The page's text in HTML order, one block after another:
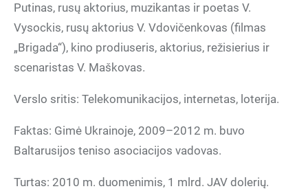
Putinas, rusų aktorius, muzikantas ir poetas V.
Vysockis, rusų aktorius V. Vdovičenkovas (filmas
„Brigada“), kino prodiuseris, aktorius, režisierius ir
scenaristas V. Maškovas.
Verslo sritis: Telekomunikacijos, internetas, loterija.
Faktas: Gimė Ukrainoje, 2009–2012 m. buvo
Baltarusijos teniso asociacijos vadovas.
Turtas: 2010 m. duomenimis, 1 mlrd. JAV dolerių.